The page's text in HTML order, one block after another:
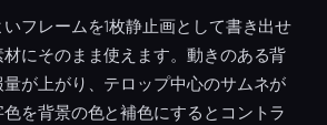
フレームを1枚静止画として書き出せ
にそのまま使えます。動きのある背
が上がり、テロップ中心のサムネが
を背景の色と補色にするとコントラ